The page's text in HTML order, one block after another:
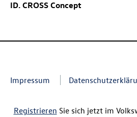
ID. CROSS Concept
Impressum
Registrieren Sie sich jetzt im